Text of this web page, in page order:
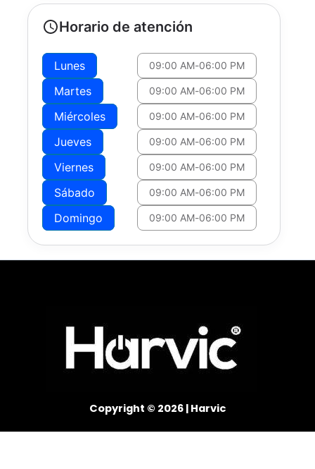
Horario de atención
Lunes 09:00 AM-06:00 PM
Martes 09:00 AM-06:00 PM
Miércoles 09:00 AM-06:00 PM
Jueves 09:00 AM-06:00 PM
Viernes 09:00 AM-06:00 PM
Sábado 09:00 AM-06:00 PM
Domingo 09:00 AM-06:00 PM
Copyright © 2026 | Harvic